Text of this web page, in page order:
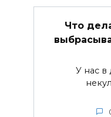
Что
У нас